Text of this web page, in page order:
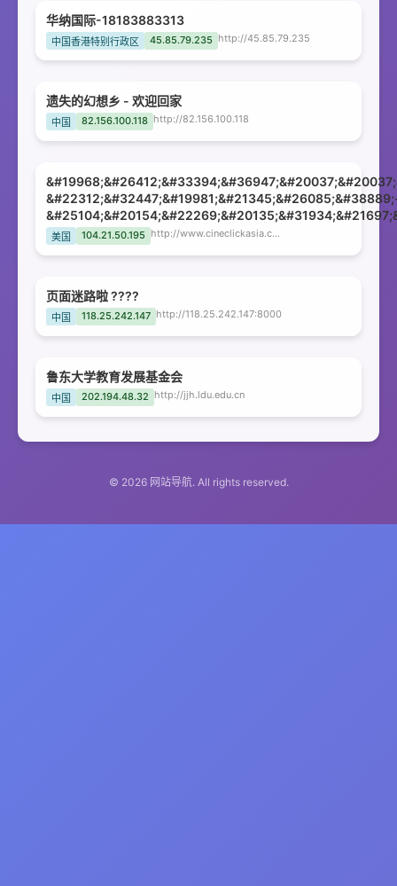
华纳国际-18183883313
中国香港特别行政区 45.85.79.235 http://45.85.79.235
遗失的幻想乡 - 欢迎回家
中国 82.156.100.118 http://82.156.100.118
美国 104.21.50.195 http://www.cineclickasia.com
页面迷路啦 ????
中国 118.25.242.147 http://118.25.242.147:8000
鲁东大学教育发展基金会
中国 202.194.48.32 http://jjh.ldu.edu.cn
© 2026 网站导航. All rights reserved.